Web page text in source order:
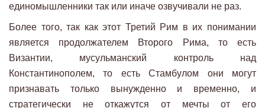
единомышленники так или иначе озвучивали не раз.
Более того, так как этот Третий Рим в их понимании
является продолжателем Второго Рима, то есть
Византии, мусульманский контроль над
Константинополем, то есть Стамбулом они могут
признавать только вынужденно и временно, и
стратегически не откажутся от мечты от его